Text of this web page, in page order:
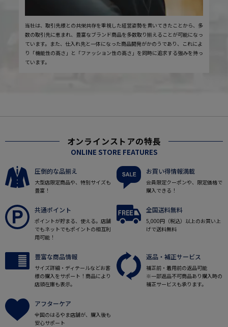
当社は、取引先様との共栄共存を重視した経営姿勢を貫いてきたことから、多
数の取引先に恵まれ、豊富なブランド商品を多数取り揃えることが可能になっ
ています。また、仕入れ先と一体になった商品開発がかのうであり、これによ
り「機能性の高さ」と「ファッション性の高さ」を同時に追求する強みを持っ
ています。
オンラインストアの特長
ONLINE STORE FEATURES
圧倒的な品揃え
大型店限定商品や、特別サイズも
豊富！
お買い得情報満載
会員限定クーポンや、限定価格で
購入できる！
共通ポイント
ポイントが貯まる、使える。店舗
でもネットでもポイントの相互利
用可能！
全国送料無料
5,000円（税込）以上のお買い上
げで送料無料
豊富な商品情報
サイズ詳細・ディテールなどお客
様の購入をサポート！商品により
店頭在庫も表示。
返品・補正サービス
補正前・着用前の返品可能
※一部返品不可商品あり購入時の
補正サービスも承ります。
アフターケア
全国のはるやま店舗が、購入後も
安心サポート